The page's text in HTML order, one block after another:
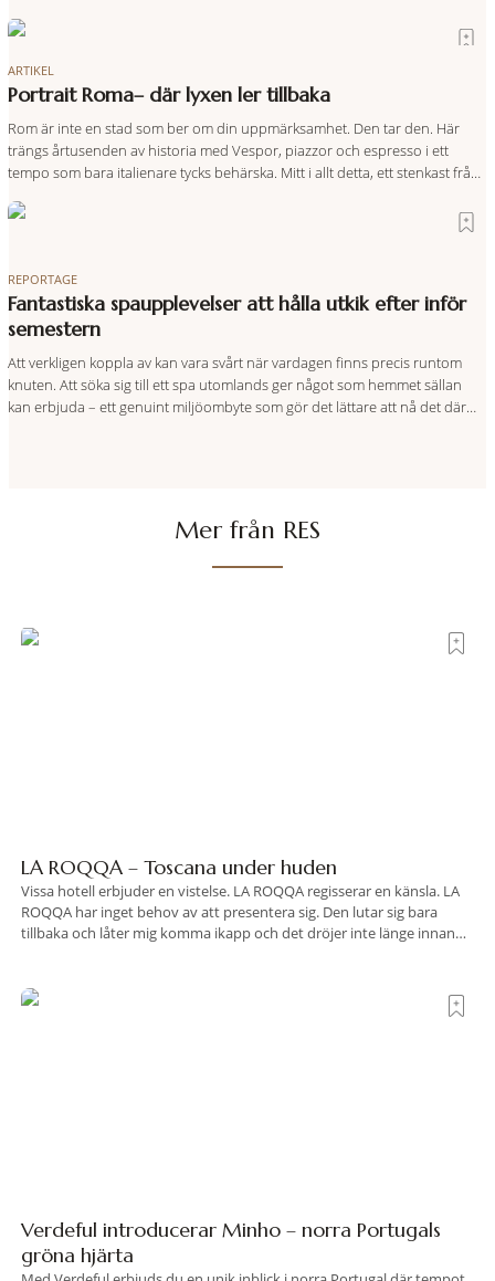
och sagolika landskap – detta är slow travel när det
ARTIKEL
Portrait Roma– där lyxen ler tillbaka
Rom är inte en stad som ber om din uppmärksamhet. Den tar den. Här
trängs årtusenden av historia med Vespor, piazzor och espresso i ett
tempo som bara italienare tycks behärska. Mitt i allt detta, ett stenkast från
den smått osannolika bedriften att
REPORTAGE
Fantastiska spaupplevelser att hålla utkik efter inför
semestern
Att verkligen koppla av kan vara svårt när vardagen finns precis runtom
knuten. Att söka sig till ett spa utomlands ger något som hemmet sällan
kan erbjuda – ett genuint miljöombyte som gör det lättare att nå det där
Mer från RES
LA ROQQA – Toscana under huden
Vissa hotell erbjuder en vistelse. LA ROQQA regisserar en känsla. LA
ROQQA har inget behov av att presentera sig. Den lutar sig bara
tillbaka och låter mig komma ikapp och det dröjer inte länge innan
Verdeful introducerar Minho – norra Portugals
gröna hjärta